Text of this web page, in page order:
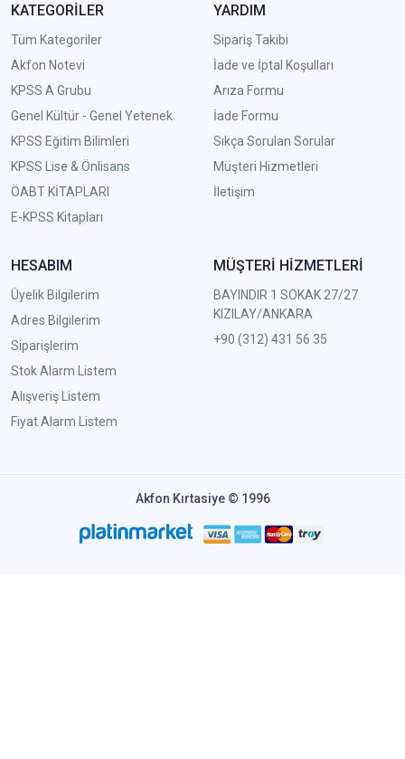
KATEGORİLER
Tüm Kategoriler
Akfon Notevi
KPSS A Grubu
Genel Kültür - Genel Yetenek
KPSS Eğitim Bilimleri
KPSS Lise & Önlisans
ÖABT KİTAPLARI
E-KPSS Kitapları
YARDIM
Sipariş Takibi
İade ve İptal Koşulları
Arıza Formu
İade Formu
Sıkça Sorulan Sorular
Müşteri Hizmetleri
İletişim
HESABIM
Üyelik Bilgilerim
Adres Bilgilerim
Siparişlerim
Stok Alarm Listem
Alışveriş Listem
Fiyat Alarm Listem
MÜŞTERİ HİZMETLERİ
BAYINDIR 1 SOKAK 27/27
KIZILAY/ANKARA
+90 (312) 431 56 35
Akfon Kırtasiye © 1996